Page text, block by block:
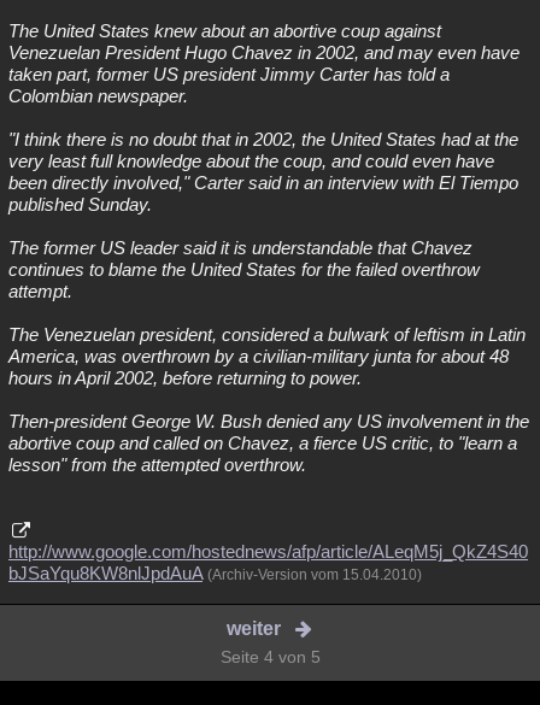
The United States knew about an abortive coup against
Venezuelan President Hugo Chavez in 2002, and may even have
taken part, former US president Jimmy Carter has told a
Colombian newspaper.
"I think there is no doubt that in 2002, the United States had at the
very least full knowledge about the coup, and could even have
been directly involved," Carter said in an interview with El Tiempo
published Sunday.
The former US leader said it is understandable that Chavez
continues to blame the United States for the failed overthrow
attempt.
The Venezuelan president, considered a bulwark of leftism in Latin
America, was overthrown by a civilian-military junta for about 48
hours in April 2002, before returning to power.
Then-president George W. Bush denied any US involvement in the
abortive coup and called on Chavez, a fierce US critic, to "learn a
lesson" from the attempted overthrow.
http://www.google.com/hostednews/afp/article/ALeqM5j_QkZ4S40
bJSaYqu8KW8nlJpdAuA (Archiv-Version vom 15.04.2010)
weiter
Seite 4 von 5